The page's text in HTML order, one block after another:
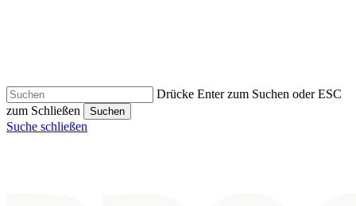
Drücke Enter zum Suchen oder ESC
zum Schließen
Suchen
Suche schließen